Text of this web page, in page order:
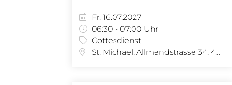
Fr. 16.07.2027
06:30 - 07:00 Uhr
Gottesdienst
St. Michael, Allmendstrasse 34, 4058 Basel